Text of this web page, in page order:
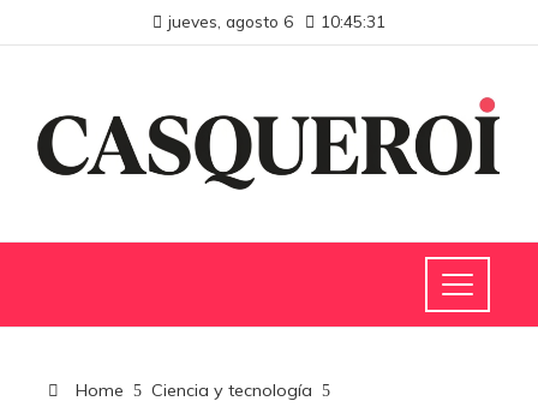
jueves, agosto 6 10:45:31
Home
Ciencia y tecnología